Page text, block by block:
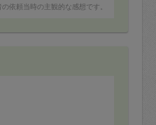
ら親子喧嘩が勃発する状
依頼当時の主観的な感想です。